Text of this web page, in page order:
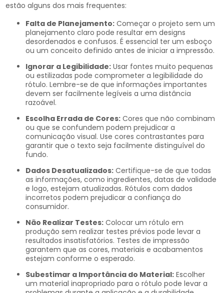
estão alguns dos mais frequentes:
Falta de Planejamento: Começar o projeto sem um
planejamento claro pode resultar em designs
desordenados e confusos. É essencial ter um esboço
ou um conceito definido antes de iniciar a impressão.
Ignorar a Legibilidade: Usar fontes muito pequenas
ou estilizadas pode comprometer a legibilidade do
rótulo. Lembre-se de que informações importantes
devem ser facilmente legíveis a uma distância
razoável.
Escolha Errada de Cores: Cores que não combinam
ou que se confundem podem prejudicar a
comunicação visual. Use cores contrastantes para
garantir que o texto seja facilmente distinguível do
fundo.
Dados Desatualizados: Certifique-se de que todas
as informações, como ingredientes, datas de validade
e logo, estejam atualizadas. Rótulos com dados
incorretos podem prejudicar a confiança do
consumidor.
Não Realizar Testes: Colocar um rótulo em
produção sem realizar testes prévios pode levar a
resultados insatisfatórios. Testes de impressão
garantem que as cores, materiais e acabamentos
estejam conforme o esperado.
Subestimar a Importância do Material: Escolher
um material inapropriado para o rótulo pode levar a